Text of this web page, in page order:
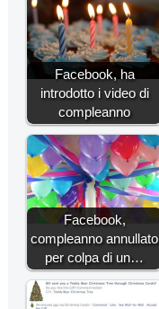
Facebook, ha
introdotto i video di
compleanno
Facebook,
compleanno annullato
per colpa di un…